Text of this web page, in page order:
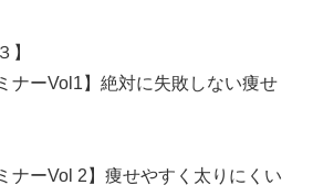
】
ナーVol1】絶対に失敗しない痩せ
ナーVol 2】痩せやすく太りにくい